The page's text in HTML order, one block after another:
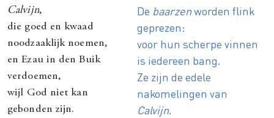
Calvijn,
die goed en kwaad
noodzaaklijk noemen,
en Ezau in den Buik
verdoemen,
wijl God niet kan
gebonden zijn.
De baarzenworden flink
geprezen:
voor hun scherpe vinnen
is iedereen bang.
Ze zijn de edele
nakomelingen van
Calvijn.